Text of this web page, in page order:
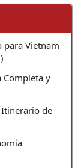
para Vietnam
Completa y
de